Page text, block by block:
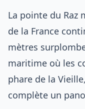
La pointe du Raz
de la France
mètres
maritime où les
phare de la
complète un